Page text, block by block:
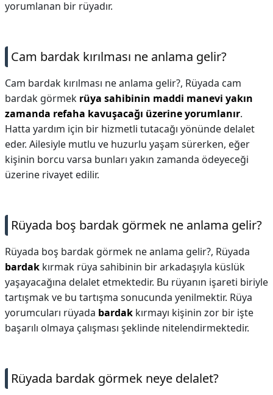
yorumlanan bir rüyadır.
Cam bardak kırılması ne anlama gelir?
Cam bardak kırılması ne anlama gelir?, Rüyada cam
bardak görmek rüya sahibinin maddi manevi yakın
zamanda refaha kavuşacağı üzerine yorumlanır.
Hatta yardım için bir hizmetli tutacağı yönünde delalet
eder. Ailesiyle mutlu ve huzurlu yaşam sürerken, eğer
kişinin borcu varsa bunları yakın zamanda ödeyeceği
üzerine rivayet edilir.
Rüyada boş bardak görmek ne anlama gelir?
Rüyada boş bardak görmek ne anlama gelir?, Rüyada
bardak kırmak rüya sahibinin bir arkadaşıyla küslük
yaşayacağına delalet etmektedir. Bu rüyanın işareti biriyle
tartışmak ve bu tartışma sonucunda yenilmektir. Rüya
yorumcuları rüyada bardak kırmayı kişinin zor bir işte
başarılı olmaya çalışması şeklinde nitelendirmektedir.
Rüyada bardak görmek neye delalet?